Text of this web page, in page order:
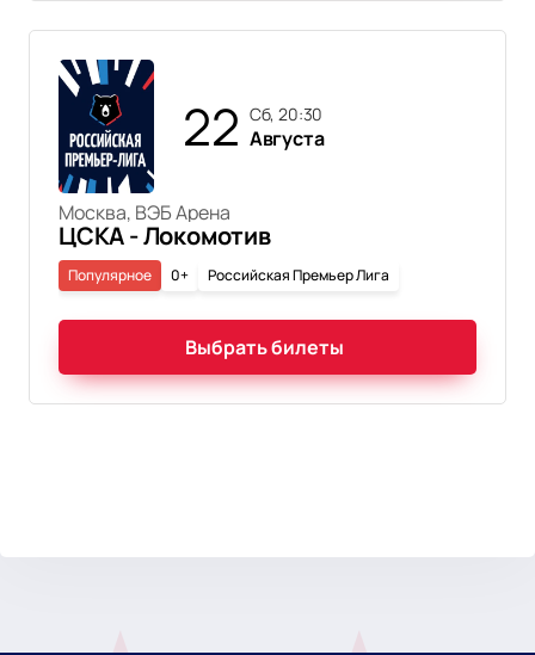
22 сб, 20:30
Августа
Москва, ВЭБ Арена
ЦСКА - Локомотив
0+ Российская Премьер Лига
Популярное
Выбрать билеты